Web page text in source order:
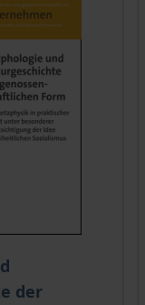
der
richtet sich